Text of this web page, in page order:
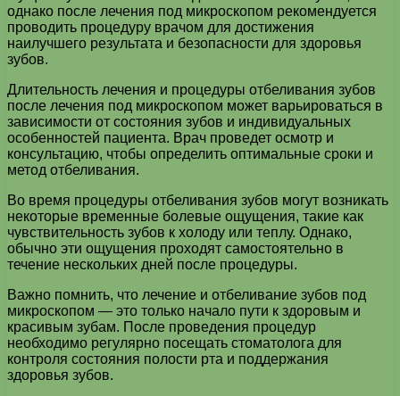
однако после лечения под микроскопом рекомендуется
проводить процедуру врачом для достижения
наилучшего результата и безопасности для здоровья
зубов.
Длительность лечения и процедуры отбеливания зубов
после лечения под микроскопом может варьироваться в
зависимости от состояния зубов и индивидуальных
особенностей пациента. Врач проведет осмотр и
консультацию, чтобы определить оптимальные сроки и
метод отбеливания.
Во время процедуры отбеливания зубов могут возникать
некоторые временные болевые ощущения, такие как
чувствительность зубов к холоду или теплу. Однако,
обычно эти ощущения проходят самостоятельно в
течение нескольких дней после процедуры.
Важно помнить, что лечение и отбеливание зубов под
микроскопом — это только начало пути к здоровым и
красивым зубам. После проведения процедур
необходимо регулярно посещать стоматолога для
контроля состояния полости рта и поддержания
здоровья зубов.